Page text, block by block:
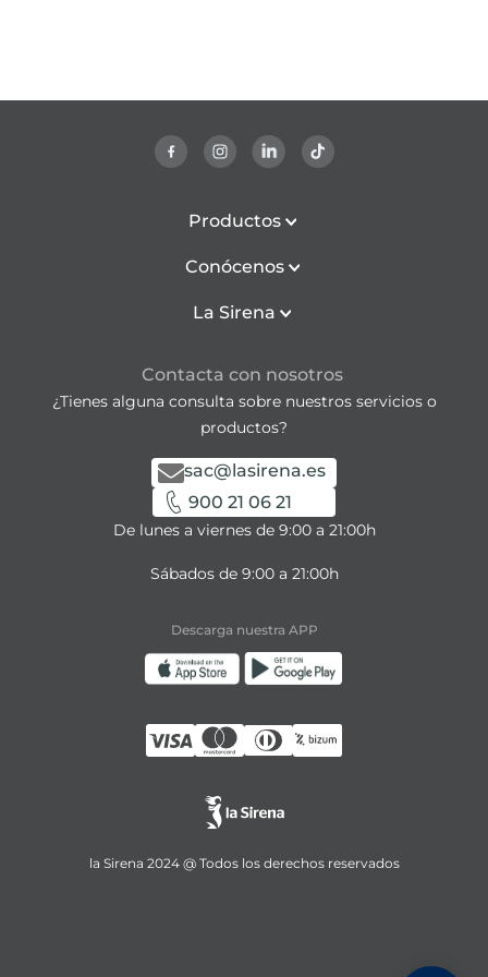
Productos
Conócenos
La Sirena
Contacta con nosotros
¿Tienes alguna consulta sobre nuestros servicios o
productos?
sac@lasirena.es
900 21 06 21
De lunes a viernes de 9:00 a 21:00h
Sábados de 9:00 a 21:00h
Descarga nuestra APP
la Sirena 2024 @ Todos los derechos reservados